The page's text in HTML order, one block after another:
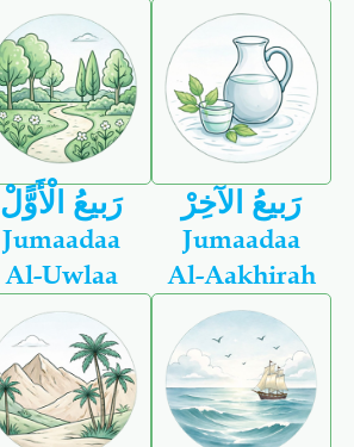
رَبيعُ الْأَوًّلْ رَبيعُ الآخِرْ
Jumaadaa
Al-Uwlaa
Jumaadaa
Al-Aakhirah